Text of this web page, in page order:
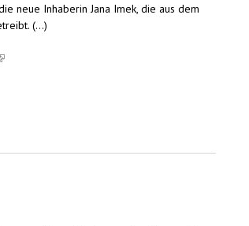
neue Inhaberin Jana Imek, die aus dem
(...)
is external)